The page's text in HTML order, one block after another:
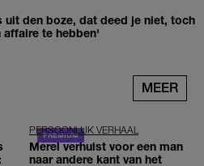
uit den boze, dat deed je niet, toch
affaire te hebben'
MEER
PERSOONLIJK VERHAAL
Merel verhuist voor een man
naar andere kant van het